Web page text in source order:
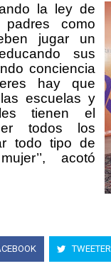
la ley de
padres como
jugar un
sus
conciencia
hay que
las escuelas y
tienen el
todos los
todo tipo de
acotó
TWEETER